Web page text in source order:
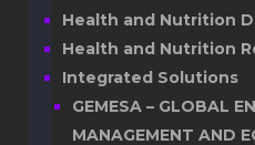
Health and Nutrition
Health and Nutrition
Integrated Solutions
GEMESA – GLOBAL
MANAGEMENT AND